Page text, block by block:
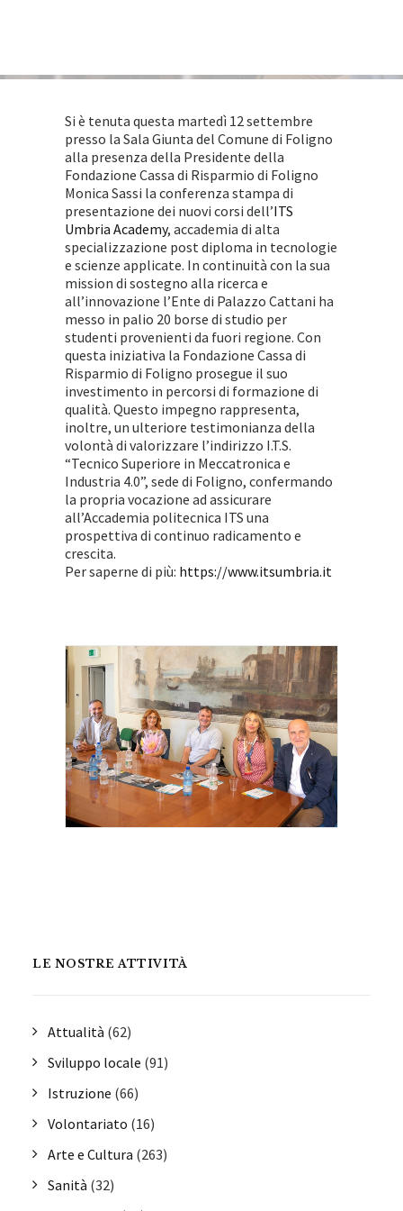
Si è tenuta questa martedì 12 settembre
presso la Sala Giunta del Comune di Foligno
alla presenza della Presidente della
Fondazione Cassa di Risparmio di Foligno
Monica Sassi la conferenza stampa di
presentazione dei nuovi corsi dell’ITS
Umbria Academy, accademia di alta
specializzazione post diploma in tecnologie
e scienze applicate. In continuità con la sua
mission di sostegno alla ricerca e
all’innovazione l’Ente di Palazzo Cattani ha
messo in palio 20 borse di studio per
studenti provenienti da fuori regione. Con
questa iniziativa la Fondazione Cassa di
Risparmio di Foligno prosegue il suo
investimento in percorsi di formazione di
qualità. Questo impegno rappresenta,
inoltre, un ulteriore testimonianza della
volontà di valorizzare l’indirizzo I.T.S.
“Tecnico Superiore in Meccatronica e
Industria 4.0”, sede di Foligno, confermando
la propria vocazione ad assicurare
all’Accademia politecnica ITS una
prospettiva di continuo radicamento e
crescita.
Per saperne di più: https://www.itsumbria.it
LE NOSTRE ATTIVITÀ
Attualità (62)
Sviluppo locale (91)
Istruzione (66)
Volontariato (16)
Arte e Cultura (263)
Sanità (32)